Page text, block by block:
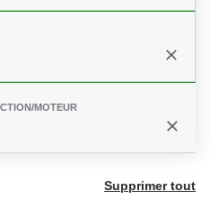
MOTEUR
Supprimer tout